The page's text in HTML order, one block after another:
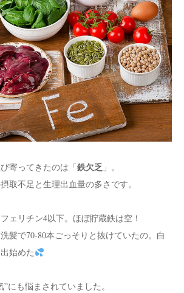
寄ってきたのは「鉄欠乏 」。
取不足と生理出血量の多さです。
ェリチン4以下。ほぼ貯蔵鉄は空！
で70-80本ごっそりと抜けていたの。白
始めた
にも悩まされていました。